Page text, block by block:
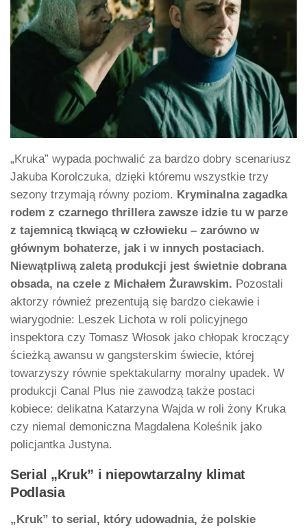
„Kruka” wypada pochwalić za bardzo dobry scenariusz
Jakuba Korolczuka, dzięki któremu wszystkie trzy
sezony trzymają równy poziom. Kryminalna zagadka
rodem z czarnego thrillera zawsze idzie tu w parze
z tajemnicą tkwiącą w człowieku – zarówno w
głównym bohaterze, jak i w innych postaciach.
Niewątpliwą zaletą produkcji jest świetnie dobrana
obsada, na czele z Michałem Żurawskim. Pozostali
aktorzy również prezentują się bardzo ciekawie i
wiarygodnie: Leszek Lichota w roli policyjnego
inspektora czy Tomasz Włosok jako chłopak kroczący
ścieżką awansu w gangsterskim świecie, której
towarzyszy równie spektakularny moralny upadek. W
produkcji Canal Plus nie zawodzą także postaci
kobiece: delikatna Katarzyna Wajda w roli żony Kruka
czy niemal demoniczna Magdalena Koleśnik jako
policjantka Justyna.
Serial „Kruk” i niepowtarzalny klimat
Podlasia
„Kruk” to serial, który udowadnia, że polskie